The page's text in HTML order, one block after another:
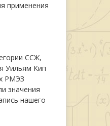
применения
ССЖ,
Уильям Кип
РМЭЗ
значения
нашего